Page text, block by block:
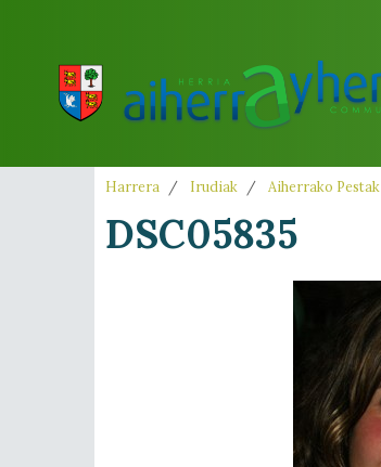
Harrera Irudiak Aiherrako Pestak
DSC05835